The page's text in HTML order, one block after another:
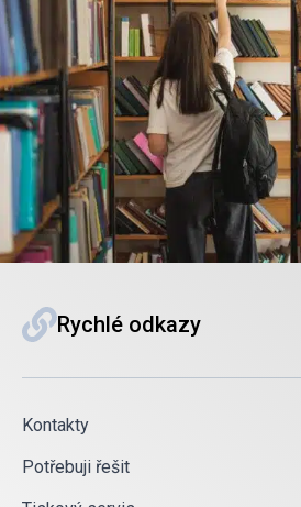
Rychlé odkazy
Kontakty
Potřebuji řešit